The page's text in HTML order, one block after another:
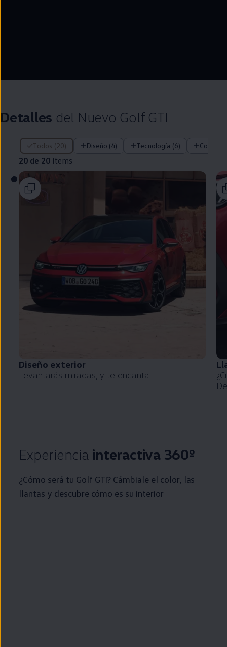
Detalles del Nuevo Golf GTI
Todos (20) Diseño (4) Tecnología (6) Confort
20 de 20 ítems
20 de 20 ítems
Diseño exterior
Levantarás miradas, y te encanta
Experiencia interactiva 360º
¿Cómo será tu Golf GTI? Cámbiale el color, las
llantas y descubre cómo es su interior